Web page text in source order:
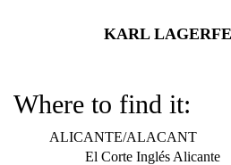
KARL
Where to find it:
ALICANTE/ALACANT
El Corte Inglés Alicante